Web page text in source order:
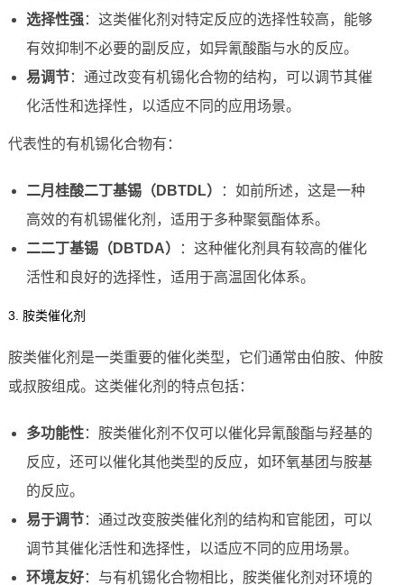
选择性强：这类催化剂对特定反应的选择性较高，能够
有效抑制不必要的副反应，如异氰酸酯与水的反应。
易调节：通过改变有机锡化合物的结构，可以调节其催
化活性和选择性，以适应不同的应用场景。
代表性的有机锡化合物有：
二月桂酸二丁基锡（DBTDL）
：如前所述，这是一种
高效的有机锡催化剂，适用于多种聚氨酯体系。
二二丁基锡（DBTDA）
：这种催化剂具有较高的催化
活性和良好的选择性，适用于高温固化体系。
3. 胺类催化剂
胺类催化剂是一类重要的催化类型，它们通常由伯胺、仲胺
或叔胺组成。这类催化剂的特点包括：
多功能性：胺类催化剂不仅可以催化异氰酸酯与羟基的
反应，还可以催化其他类型的反应，如环氧基团与胺基
的反应。
易于调节：通过改变胺类催化剂的结构和官能团，可以
调节其催化活性和选择性，以适应不同的应用场景。
环境友好：与有机锡化合物相比，胺类催化剂对环境的